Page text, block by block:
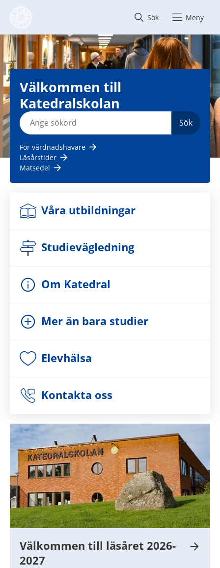
Hoppa till innehåll
Sök
Meny
Välkommen till
Katedralskolan
Sök
För vårdnadshavare
Läsårstider
Matsedel
Våra utbildningar
Studievägledning
Om Katedral
Mer än bara studier
Elevhälsa
Kontakta oss
Välkommen till läsåret 2026-
2027